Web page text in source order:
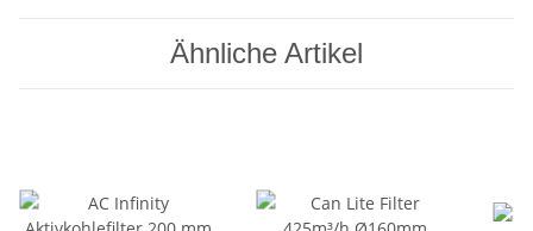
Ähnliche Artikel